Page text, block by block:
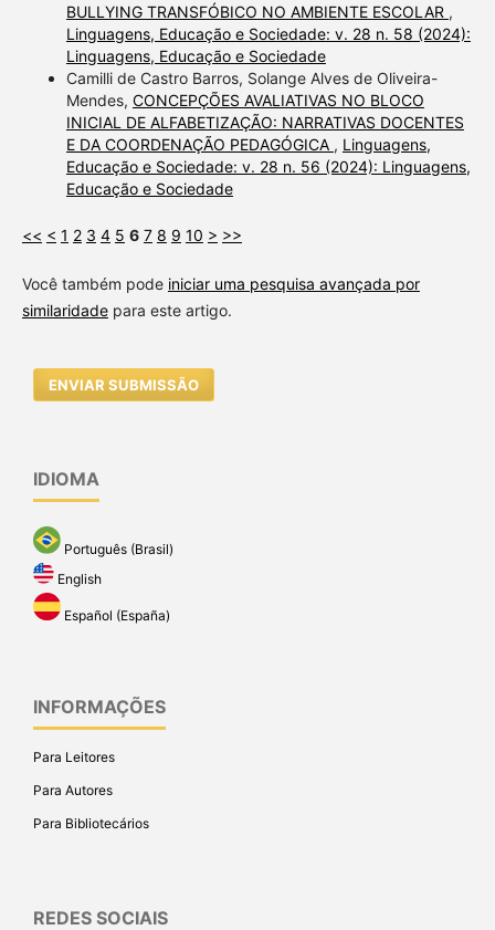
BULLYING TRANSFÓBICO NO AMBIENTE ESCOLAR ,
Linguagens, Educação e Sociedade: v. 28 n. 58 (2024):
Linguagens, Educação e Sociedade
Camilli de Castro Barros, Solange Alves de Oliveira-
Mendes, CONCEPÇÕES AVALIATIVAS NO BLOCO
INICIAL DE ALFABETIZAÇÃO: NARRATIVAS DOCENTES
E DA COORDENAÇÃO PEDAGÓGICA , Linguagens,
Educação e Sociedade: v. 28 n. 56 (2024): Linguagens,
Educação e Sociedade
<< < 1 2 3 4 5 6 7 8 9 10 > >>
Você também pode iniciar uma pesquisa avançada por
similaridadepara este artigo.
ENVIAR SUBMISSÃO
IDIOMA
Português (Brasil)
English
Español (España)
INFORMAÇÕES
Para Leitores
Para Autores
Para Bibliotecários
REDES SOCIAIS